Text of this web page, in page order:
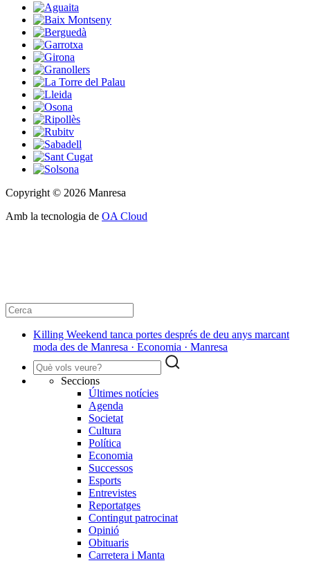
Copyright © 2026 Manresa
Amb la tecnologia de OA Cloud
Killing Weekend tanca portes després de deu anys marcant
moda des de Manresa · Economia · Manresa
Seccions
Últimes notícies
Agenda
Societat
Cultura
Política
Economia
Successos
Esports
Entrevistes
Reportatges
Contingut patrocinat
Opinió
Obituaris
Carretera i Manta